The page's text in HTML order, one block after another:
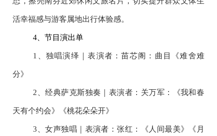
活幸福感与游客属地出行体验感。
4、节目演出单
1、独唱演绎｜表演者：苗芯阁：曲目《难舍难
分》
2、经典萨克斯独奏｜表演者：关万军：《我和春
天有个约会》《桃花朵朵开》
3、女声独唱｜表演者：张红：《人间最美》《月